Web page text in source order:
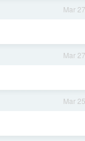
Mar 27
Mar 27
Mar 25